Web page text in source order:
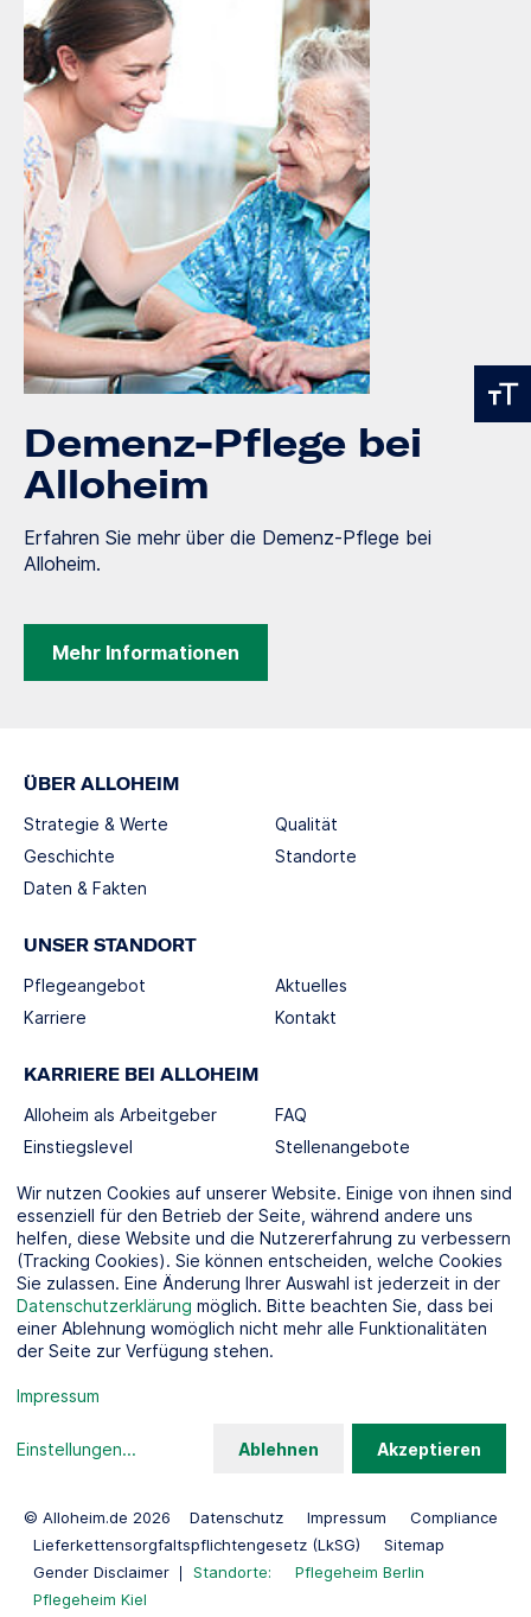
Demenz-Pflege bei
Alloheim
Erfahren Sie mehr über die Demenz-Pflege bei
Alloheim.
Mehr Informationen
ÜBER ALLOHEIM
Strategie & Werte
Geschichte
Daten & Fakten
Qualität
Standorte
UNSER STANDORT
Pflegeangebot
Karriere
Aktuelles
Kontakt
KARRIERE BEI ALLOHEIM
Alloheim als Arbeitgeber
Einstiegslevel
FAQ
Stellenangebote
SOCIAL MEDIA
KOOPERATIONSPARTNER
© Alloheim.de 2026 Datenschutz Impressum
Compliance
Lieferkettensorgfaltspflichtengesetz (LkSG)
Sitemap
Gender Disclaimer
Standorte:
Pflegeheim Berlin
Pflegeheim Kiel
Wir nutzen Cookies auf unserer Website. Einige von ihnen sind
essenziell für den Betrieb der Seite, während andere uns
helfen, diese Website und die Nutzererfahrung zu verbessern
(Tracking Cookies). Sie können entscheiden, welche Cookies
Sie zulassen. Eine Änderung Ihrer Auswahl ist jederzeit in der
Datenschutzerklärung möglich. Bitte beachten Sie, dass bei
einer Ablehnung womöglich nicht mehr alle Funktionalitäten
der Seite zur Verfügung stehen.
Impressum
Einstellungen... Ablehnen Akzeptieren